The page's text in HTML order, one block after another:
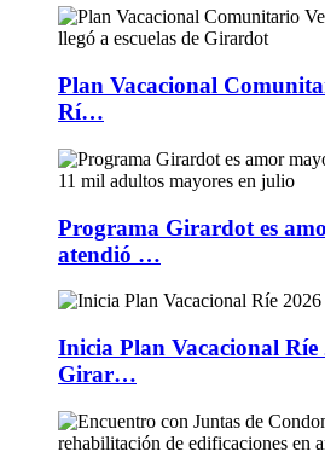
Plan Vacacional
Rí…
Programa Girardot es
atendió …
Inicia Plan Vacacional Ríe
Girar…